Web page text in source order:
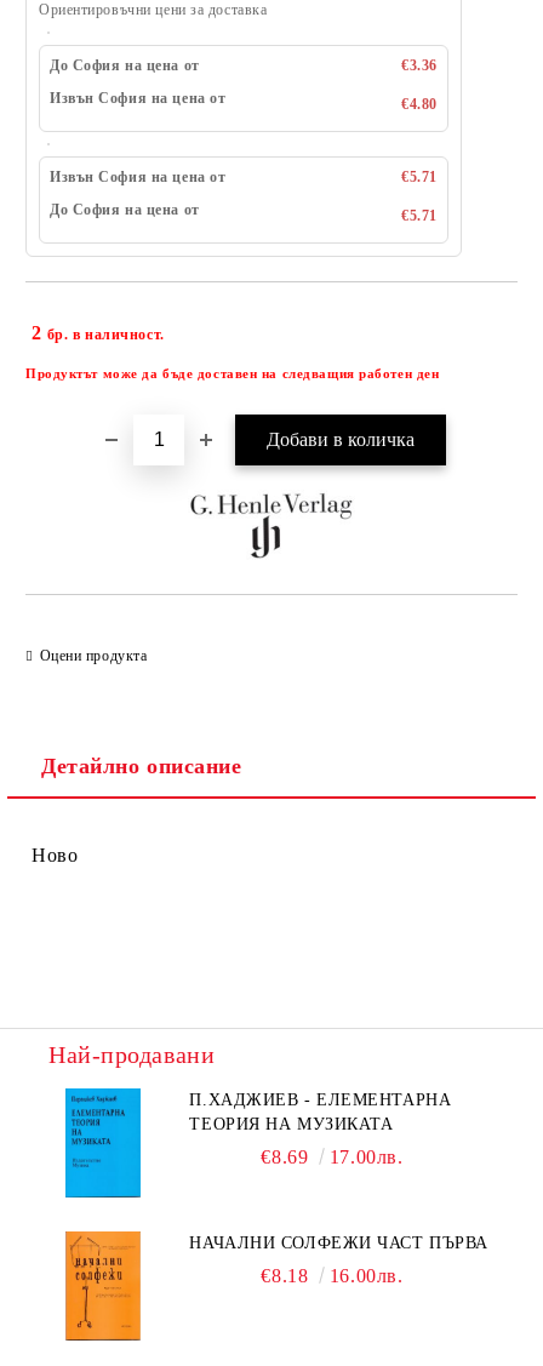
Ориентировъчни цени за доставка
До София на цена от
€3.36
Извън София на цена от
€4.80
Извън София на цена от
€5.71
До София на цена от
€5.71
2 бр. в наличност.
Продуктът може да бъде доставен на следващия работен ден
Оцени продукта
Детайлно описание
Ново
Най-продавани
П.ХАДЖИЕВ - ЕЛЕМЕНТАРНА
ТЕОРИЯ НА МУЗИКАТА
€8.69 17.00лв.
НАЧАЛНИ СОЛФЕЖИ ЧАСТ ПЪРВА
€8.18 16.00лв.